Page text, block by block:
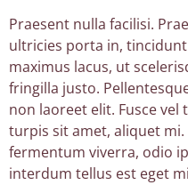
Praesent nulla facilisi.
ultricies porta in,
maximus lacus, ut
fringilla justo.
non laoreet elit. Fusce
turpis sit amet, aliquet
fermentum viverra, odio
interdum tellus est eget